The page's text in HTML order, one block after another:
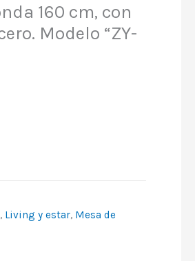
160 cm, con
Modelo “ZY-
, Living y estar, Mesa de